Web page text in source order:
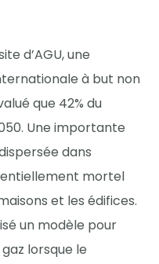
d’AGU, une
à but non
que 42% du
Une importante
dans
mortel
et les édifices.
un modèle pour
lorsque le